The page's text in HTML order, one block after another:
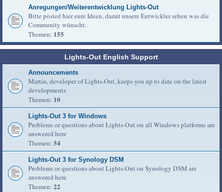
Anregungen/Weiterentwicklung Lights-Out
Bitte posted hier eure Ideen, damit unsere Entwickler sehen was die
Community wünscht.
Themen: 155
Lights-Out English Support
Announcements
Martin, developer of Lights-Out, keeps you up to date on the latest
developments
Themen: 10
Lights-Out 3 for Windows
Problems or questions about Lights-Out on all Windows platforms are
answered here
Themen: 54
Lights-Out 3 for Synology DSM
Problems or questions about Lights-Out on Synology DSM are
answered here
Themen: 22